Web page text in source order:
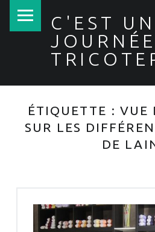
C'EST
ÉTIQUETTE : VUE
SUR LES
DE